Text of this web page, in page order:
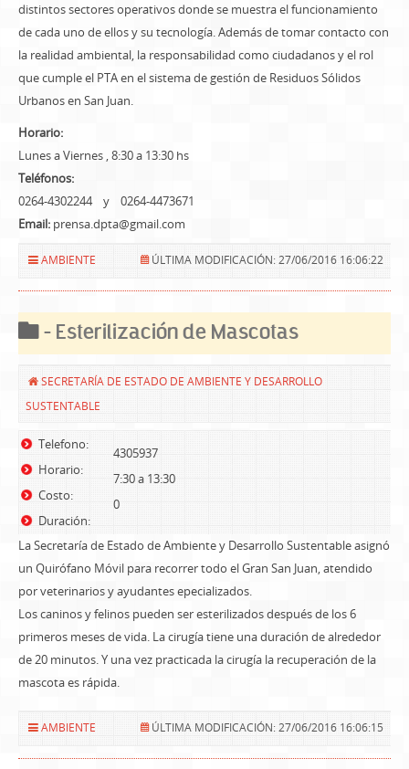
distintos sectores operativos donde se muestra el funcionamiento
de cada uno de ellos y su tecnología. Además de tomar contacto con
la realidad ambiental, la responsabilidad como ciudadanos y el rol
que cumple el PTA en el sistema de gestión de Residuos Sólidos
Urbanos en San Juan.
Horario:
Lunes a Viernes , 8:30 a 13:30 hs
Teléfonos:
0264-4302244 y 0264-4473671
Email: prensa.dpta@gmail.com
AMBIENTE ÚLTIMA MODIFICACIÓN: 27/06/2016 16:06:22
- Esterilización de Mascotas
SECRETARÍA DE ESTADO DE AMBIENTE Y DESARROLLO
SUSTENTABLE
Telefono:
Horario:
Costo:
Duración:
4305937
7:30 a 13:30
0
La Secretaría de Estado de Ambiente y Desarrollo Sustentable asignó
un Quirófano Móvil para recorrer todo el Gran San Juan, atendido
por veterinarios y ayudantes epecializados.
Los caninos y felinos pueden ser esterilizados después de los 6
primeros meses de vida. La cirugía tiene una duración de alrededor
de 20 minutos. Y una vez practicada la cirugía la recuperación de la
mascota es rápida.
AMBIENTE ÚLTIMA MODIFICACIÓN: 27/06/2016 16:06:15